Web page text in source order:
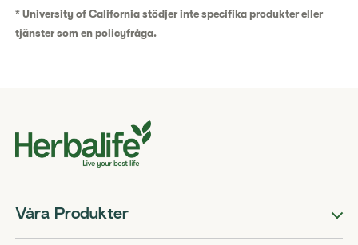
* University of California stödjer inte specifika produkter eller
tjänster som en policyfråga.
Våra Produkter